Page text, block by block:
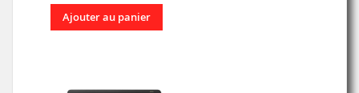
Ajouter au panier